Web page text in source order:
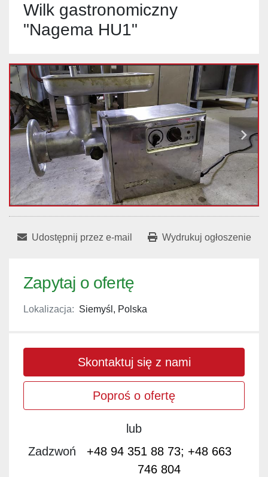
Wilk gastronomiczny
"Nagema HU1"
Udostępnij przez e-mail Wydrukuj ogłoszenie
Zapytaj o ofertę
Lokalizacja: Siemyśl, Polska
Skontaktuj się z nami
Poproś o ofertę
lub
Zadzwoń
+48 94 351 88 73; +48 663
746 804